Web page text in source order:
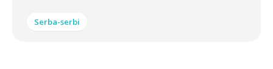
Serba-serbi